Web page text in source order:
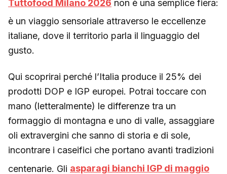
Tuttofood Milano 2026 non è una semplice fiera:
è un viaggio sensoriale attraverso le eccellenze
italiane, dove il territorio parla il linguaggio del
gusto.
Qui scoprirai perché l’Italia produce il 25% dei
prodotti DOP e IGP europei. Potrai toccare con
mano (letteralmente) le differenze tra un
formaggio di montagna e uno di valle, assaggiare
oli extravergini che sanno di storia e di sole,
incontrare i caseifici che portano avanti tradizioni
centenarie. Gli asparagi bianchi IGP di maggio